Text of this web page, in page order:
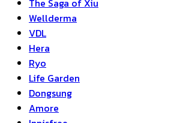
The Saga of Xiu
Wellderma
VDL
Hera
Ryo
Life Garden
Dongsung
Amore